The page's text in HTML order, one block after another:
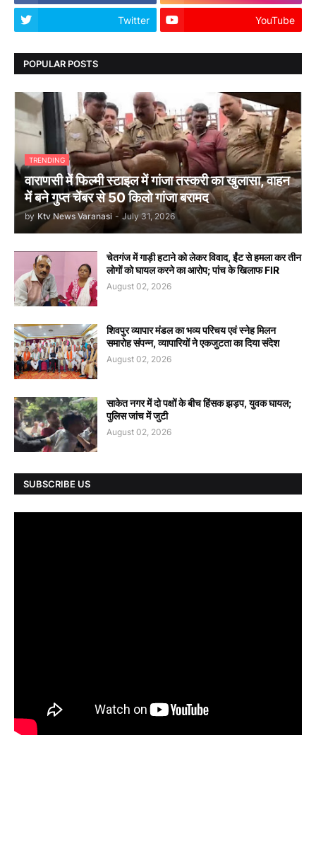
Twitter YouTube
POPULAR POSTS
TRENDING
वाराणसी में फिल्मी स्टाइल में गांजा तस्करी का खुलासा, वाहन
में बने गुप्त चेंबर से 50 किलो गांजा बरामद
by Ktv News Varanasi - July 31, 2026
चेतगंज में गाड़ी हटाने को लेकर विवाद, ईंट से हमला कर तीन
लोगों को घायल करने का आरोप; पांच के खिलाफ FIR
August 02, 2026
शिवपुर व्यापार मंडल का भव्य परिचय एवं स्नेह मिलन
समारोह संपन्न, व्यापारियों ने एकजुटता का दिया संदेश
August 02, 2026
साकेत नगर में दो पक्षों के बीच हिंसक झड़प, युवक घायल;
पुलिस जांच में जुटी
August 02, 2026
SUBSCRIBE US